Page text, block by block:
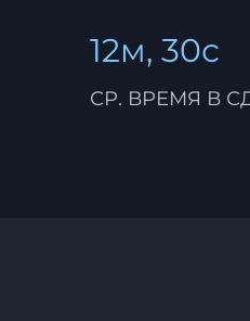
12м, 30с
СР. ВРЕМЯ В